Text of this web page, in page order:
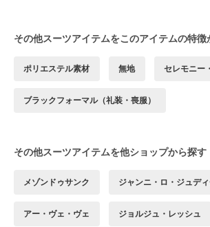
その他スーツアイテムをこのアイテムの特徴
ポリエステル素材 無地 セレモニー
ブラックフォーマル（礼装・喪服）
その他スーツアイテムを他ショップから探す
メゾンドゥサンク ジャンニ・ロ・ジュデ
アー・ヴェ・ヴェ ジョルジュ・レッシュ